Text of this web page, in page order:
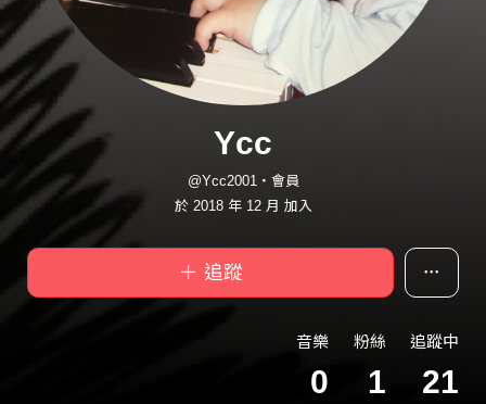
Ycc
@Ycc2001・會員
於 2018 年 12 月 加入
＋ 追蹤
音樂
0
粉絲
1
追蹤中
21